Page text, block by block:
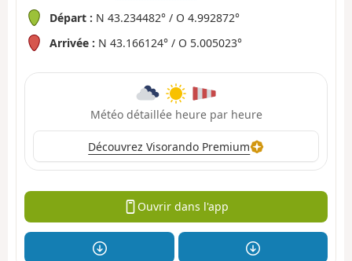
Départ : N 43.234482° / O 4.992872°
Arrivée : N 43.166124° / O 5.005023°
Météo détaillée heure par heure
Découvrez Visorando Premium
Ouvrir dans l'app